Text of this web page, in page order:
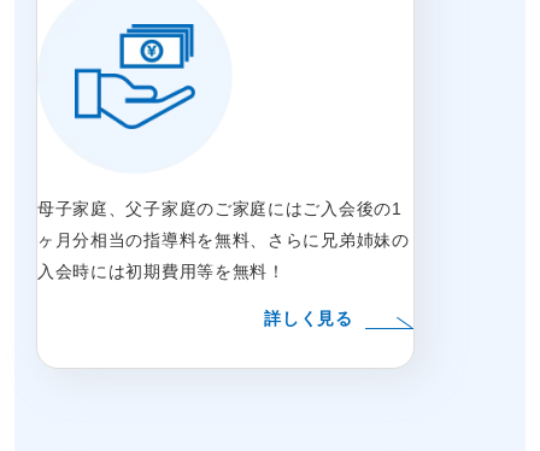
母子家庭、父子家庭のご家庭にはご入会後の1
ヶ月分相当の指導料を無料、さらに兄弟姉妹の
入会時には初期費用等を無料！
詳しく見る